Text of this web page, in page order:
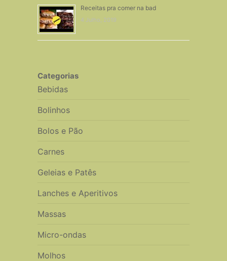
Receitas pra comer na bad
4 Julho, 2019
Categorias
Bebidas
Bolinhos
Bolos e Pão
Carnes
Geleias e Patês
Lanches e Aperitivos
Massas
Micro-ondas
Molhos